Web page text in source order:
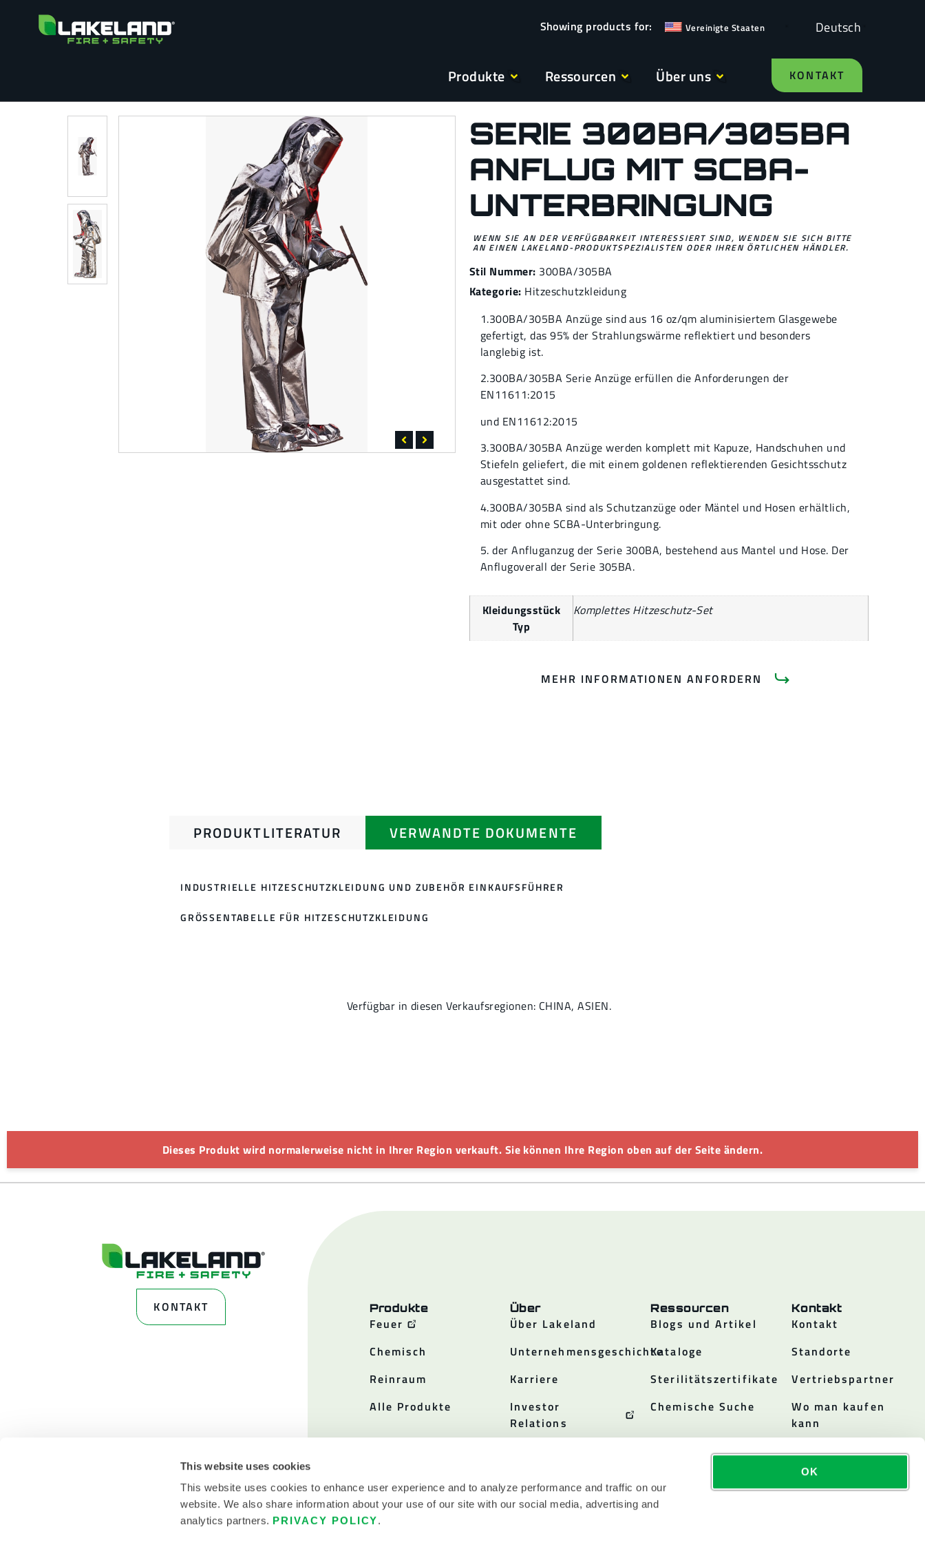
This website uses cookies
This website uses cookies to enhance user experience and to analyze performance and traffic on our
website. We also share information about your use of our site with our social media, advertising and
analytics partners. PRIVACY POLICY.
OK
Vereinigte Staaten Deutsch
Produkte Ressourcen Über uns KONTAKT
SERIE 300BA/305BA
ANFLUG MIT SCBA-
UNTERBRINGUNG
WENN SIE AN DER VERFÜGBARKEIT INTERESSIERT SIND, WENDEN SIE SICH BITTE
AN EINEN LAKELAND-PRODUKTSPEZIALISTEN ODER IHREN ÖRTLICHEN HÄNDLER.
Stil Nummer: 300BA/305BA
Kategorie: Hitzeschutzkleidung
1.300BA/305BA Anzüge sind aus 16 oz/qm aluminisiertem Glasgewebe
gefertigt, das 95% der Strahlungswärme reflektiert und besonders
langlebig ist.
2.300BA/305BA Serie Anzüge erfüllen die Anforderungen der
EN11611:2015
und EN11612:2015
3.300BA/305BA Anzüge werden komplett mit Kapuze, Handschuhen und
Stiefeln geliefert, die mit einem goldenen reflektierenden Gesichtsschutz
ausgestattet sind.
4.300BA/305BA sind als Schutzanzüge oder Mäntel und Hosen erhältlich,
mit oder ohne SCBA-Unterbringung.
5. der Anfluganzug der Serie 300BA, bestehend aus Mantel und Hose. Der
Anflugoverall der Serie 305BA.
Kleidungsstück
Typ
Komplettes Hitzeschutz-Set
MEHR INFORMATIONEN ANFORDERN
PRODUKTLITERATUR VERWANDTE DOKUMENTE
INDUSTRIELLE HITZESCHUTZKLEIDUNG UND ZUBEHÖR EINKAUFSFÜHRER
GRÖSSENTABELLE FÜR HITZESCHUTZKLEIDUNG
Verfügbar in diesen Verkaufsregionen: CHINA, ASIEN.
Dieses Produkt wird normalerweise nicht in Ihrer Region verkauft. Sie können Ihre Region oben auf der Seite ändern.
KONTAKT Produkte
Feuer
Chemisch
Reinraum
Alle Produkte
Über
Über Lakeland
Unternehmensgeschichte
Karriere
Investor
Relations
Ressourcen
Blogs und Artikel
Kataloge
Sterilitätszertifikate
Chemische Suche
Kontakt
Kontakt
Standorte
Vertriebspartner
Wo man kaufen
kann